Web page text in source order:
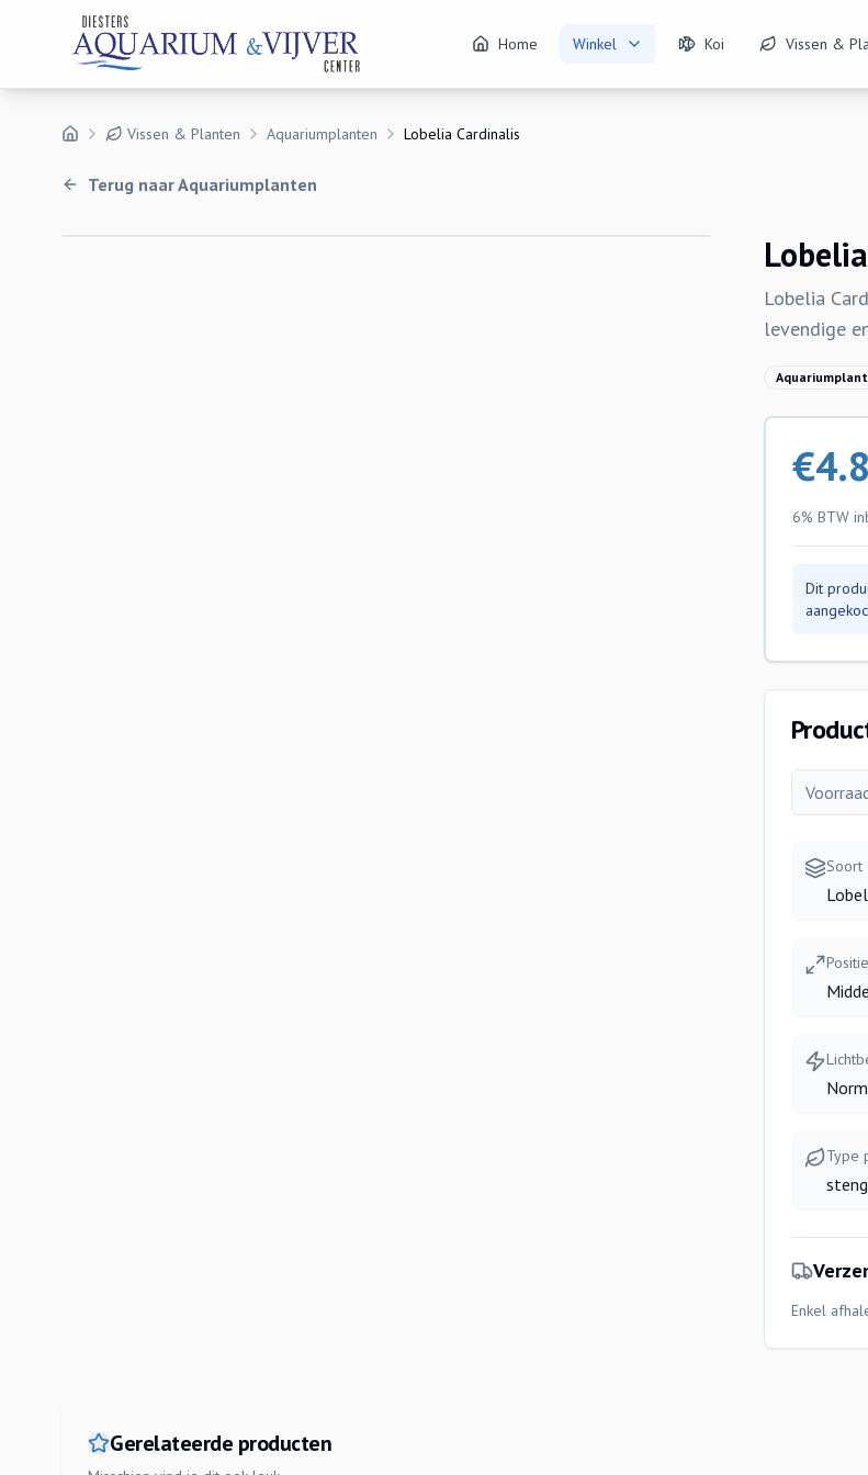
Home Winkel Koi Vissen &
Vissen & Planten Aquariumplanten Lobelia Cardinalis
Terug naarAquariumplanten
Lobelia
levendige
€
6% BTW
Dit
Soort
Positie
Type
Enkel
Naast zijn schoonheid, biedt de Lobelia Cardinalis ook verschillende voordelen voor uw aquarium.
Het bevordert de waterkwaliteit door schadelijke stoffen te absorberen en zuurstof te produceren.
Gerelateerde producten